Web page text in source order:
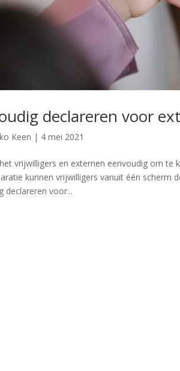
declareren voor
Keen | 4 mei 2021
vrijwilligers en externen eenvoudig om te
kunnen vrijwilligers vanuit één
declareren voor...